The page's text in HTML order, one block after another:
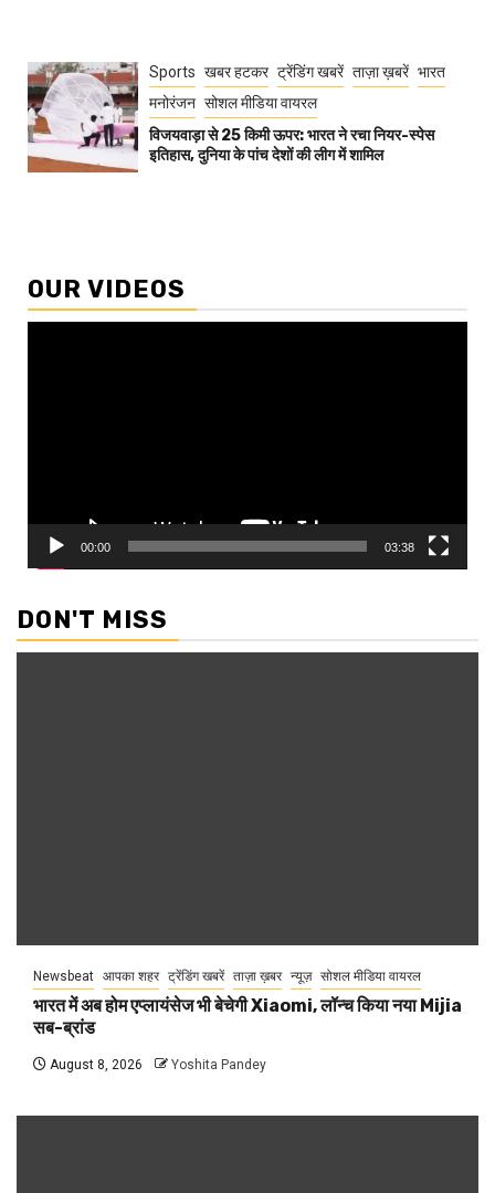
Sports खबर हटकर ट्रेंडिंग खबरें ताज़ा ख़बरें भारत
मनोरंजन सोशल मीडिया वायरल
विजयवाड़ा से 25 किमी ऊपर: भारत ने रचा नियर-स्पेस
इतिहास, दुनिया के पांच देशों की लीग में शामिल
OUR VIDEOS
00:00 03:38
DON'T MISS
Newsbeat आपका शहर ट्रेंडिंग खबरें ताज़ा ख़बर न्यूज़ सोशल मीडिया वायरल
भारत में अब होम एप्लायंसेज भी बेचेगी Xiaomi, लॉन्च किया नया Mijia
सब-ब्रांड
August 8, 2026 Yoshita Pandey